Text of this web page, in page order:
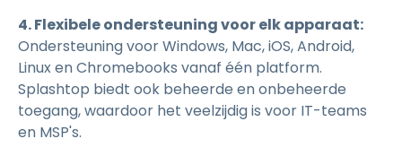
4. Flexibele ondersteuning voor elk apparaat:
Ondersteuning voor Windows, Mac, iOS, Android,
Linux en Chromebooks vanaf één platform.
Splashtop biedt ook beheerde en onbeheerde
toegang, waardoor het veelzijdig is voor IT-teams
en MSP's.